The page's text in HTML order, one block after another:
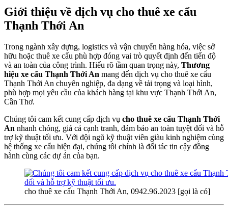
Giới thiệu về dịch vụ cho thuê xe cẩu
Thạnh Thới An
Trong ngành xây dựng, logistics và vận chuyển hàng hóa, việc sở
hữu hoặc thuê xe cẩu phù hợp đóng vai trò quyết định đến tiến độ
và an toàn của công trình. Hiểu rõ tầm quan trọng này, Thương
hiệu xe cẩu Thạnh Thới An mang đến dịch vụ cho thuê xe cẩu
Thạnh Thới An chuyên nghiệp, đa dạng về tải trọng và loại hình,
phù hợp mọi yêu cầu của khách hàng tại khu vực Thạnh Thới An,
Cần Thơ.
Chúng tôi cam kết cung cấp dịch vụ cho thuê xe cẩu Thạnh Thới
An nhanh chóng, giá cả cạnh tranh, đảm bảo an toàn tuyệt đối và hỗ
trợ kỹ thuật tối ưu. Với đội ngũ kỹ thuật viên giàu kinh nghiệm cùng
hệ thống xe cẩu hiện đại, chúng tôi chính là đối tác tin cậy đồng
hành cùng các dự án của bạn.
cho thuê xe cẩu Thạnh Thới An, 0942.96.2023 [gọi là có]